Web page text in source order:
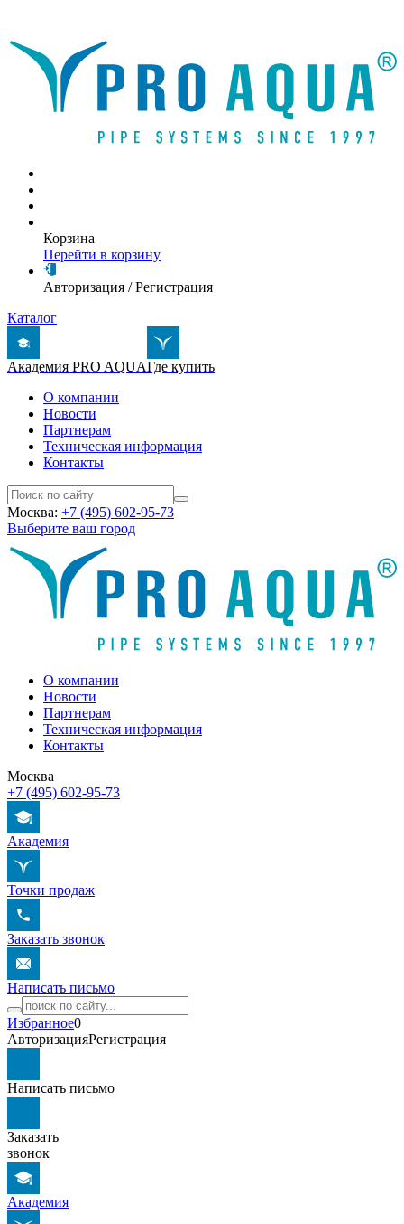
Корзина
Перейти в корзину
Авторизация /Регистрация
Каталог
Академия PRO AQUAГде купить
О компании
Новости
Партнерам
Техническая информация
Контакты
Москва: +7 (495) 602-95-73
Выберите ваш город
О компании
Новости
Партнерам
Техническая информация
Контакты
Москва
+7 (495) 602-95-73
Академия
Точки продаж
Заказать звонок
Написать письмо
Избранное0
АвторизацияРегистрация
Написать письмо
Заказать
звонок
Академия